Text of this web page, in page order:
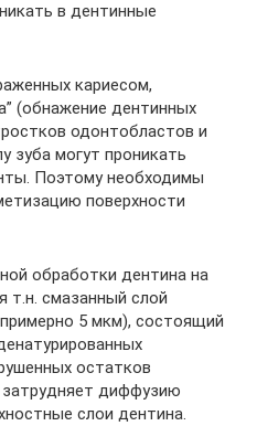
в дентинные
кариесом,
(обнажение дентинных
одонтобластов и
зуба могут проникать
Поэтому необходимы
поверхности
обработки дентина на
т.н. смазанный слой
5 мкм), состоящий
остатков
диффузию
слои дентина.